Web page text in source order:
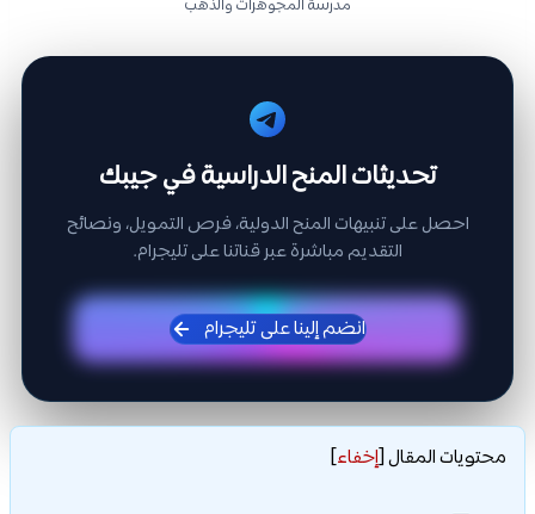
مدرسة المجوهرات والذهب
تحديثات المنح الدراسية في جيبك
احصل على تنبيهات المنح الدولية، فرص التمويل، ونصائح
التقديم مباشرة عبر قناتنا على تليجرام.
انضم إلينا على تليجرام
محتويات المقال[إخفاء]